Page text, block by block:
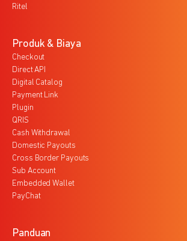
Ritel
Produk & Biaya
Checkout
Direct API
Digital Catalog
Payment Link
Plugin
QRIS
Cash Withdrawal
Domestic Payouts
Cross Border Payouts
Sub Account
Embedded Wallet
PayChat
Panduan